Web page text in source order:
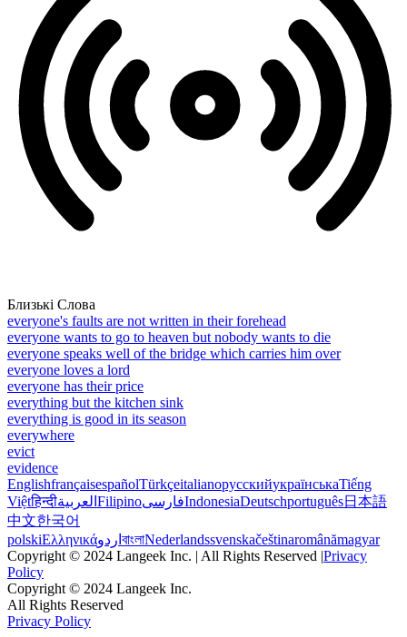
Близькі Слова
everyone's faults are not written in their forehead
everyone wants to go to heaven but nobody wants to die
everyone speaks well of the bridge which carries him over
everyone loves a lord
everyone has their price
everything but the kitchen sink
everything is good in its season
everywhere
evict
evidence
EnglishfrançaisespañolTürkçeitalianoрусскийукраїнськаTiếng
Việtहिन्दीالعربية FilipinoفارسیIndonesiaDeutschportuguês日本語
中文한국어
polskiΕλληνικάاردو বাংলাNederlandssvenskačeštinaromânămagyar
Copyright © 2024 Langeek Inc. | All Rights Reserved |Privacy
Policy
Copyright © 2024 Langeek Inc.
All Rights Reserved
Privacy Policy